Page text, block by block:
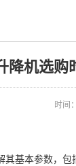
降机选购
时间
基本参数，